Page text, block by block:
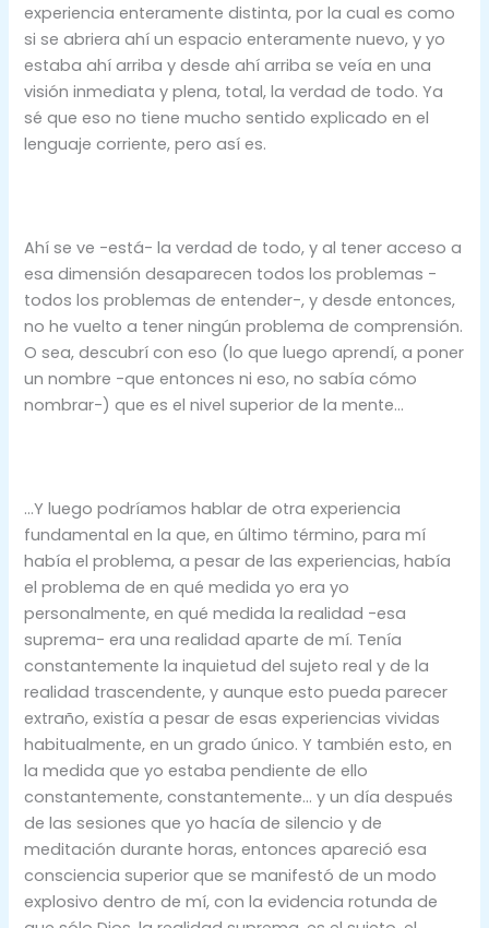
experiencia enteramente distinta, por la cual es como
si se abriera ahí un espacio enteramente nuevo, y yo
estaba ahí arriba y desde ahí arriba se veía en una
visión inmediata y plena, total, la verdad de todo. Ya
sé que eso no tiene mucho sentido explicado en el
lenguaje corriente, pero así es.
Ahí se ve -está- la verdad de todo, y al tener acceso a
esa dimensión desaparecen todos los problemas -
todos los problemas de entender-, y desde entonces,
no he vuelto a tener ningún problema de comprensión.
O sea, descubrí con eso (lo que luego aprendí, a poner
un nombre -que entonces ni eso, no sabía cómo
nombrar-) que es el nivel superior de la mente…
…Y luego podríamos hablar de otra experiencia
fundamental en la que, en último término, para mí
había el problema, a pesar de las experiencias, había
el problema de en qué medida yo era yo
personalmente, en qué medida la realidad -esa
suprema- era una realidad aparte de mí. Tenía
constantemente la inquietud del sujeto real y de la
realidad trascendente, y aunque esto pueda parecer
extraño, existía a pesar de esas experiencias vividas
habitualmente, en un grado único. Y también esto, en
la medida que yo estaba pendiente de ello
constantemente, constantemente… y un día después
de las sesiones que yo hacía de silencio y de
meditación durante horas, entonces apareció esa
consciencia superior que se manifestó de un modo
explosivo dentro de mí, con la evidencia rotunda de